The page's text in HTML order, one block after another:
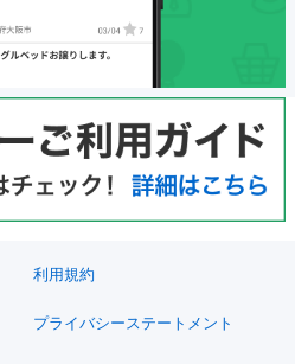
利用規約
プライバシーステートメント